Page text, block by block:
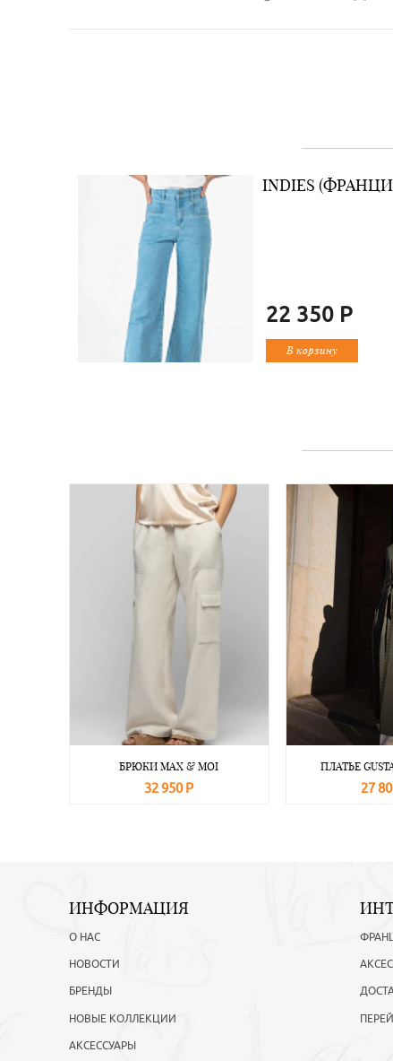
INDIES
22 350 Р
В корзину
БРЮКИ MAX & MOI
32 950 Р
ПЛАТЬЕ
27
ИНФОРМАЦИЯ
О НАС
НОВОСТИ
БРЕНДЫ
НОВЫЕ КОЛЛЕКЦИИ
АКСЕССУАРЫ